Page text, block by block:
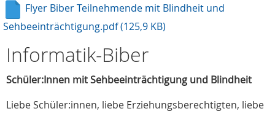
Flyer Biber Teilnehmende mit Blindheit und
Sehbeeinträchtigung.pdf(125,9 KB)
Informatik-Biber
Schüler:Innen mit Sehbeeinträchtigung und Blindheit
Liebe Schüler:innen, liebe Erziehungsberechtigten, liebe